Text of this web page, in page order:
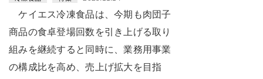
ケイエス冷凍食品は、今期も肉団子
商品の食卓登場回数を引き上げる取り
組みを継続すると同時に、業務用事業
の構成比を高め、売上げ拡大を目指